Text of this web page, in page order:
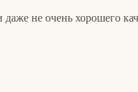
не очень хорошего